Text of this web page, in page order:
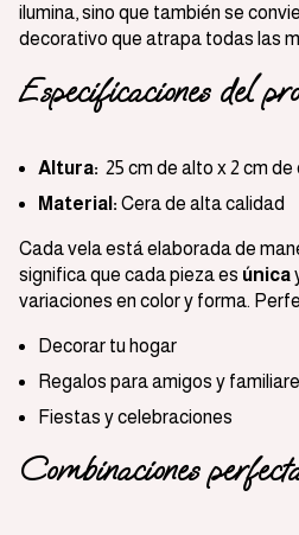
ilumina, sino que también se
decorativo que atrapa todas las
Especificaciones del
Altura: 25 cm de alto x 2 cm
Material: Cera de alta calidad
Cada vela está elaborada de
significa que cada pieza es única
variaciones en color y forma.
Decorar tu hogar
Regalos para amigos y
Fiestas y celebraciones
Combinaciones